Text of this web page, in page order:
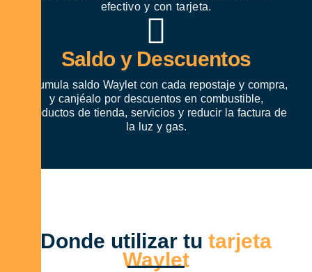
efectivo y con tarjeta.
Saldo y Descuentos
Acumula saldo Waylet con cada repostaje y compra,
y canjéalo por descuentos en combustible,
productos de tienda, servicios y reducir la factura de
la luz y gas.
Donde utilizar tu tarjeta
Waylet